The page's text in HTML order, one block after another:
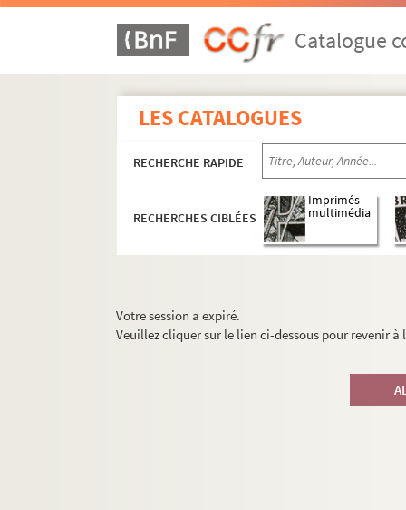
Catalogue
LES CATALOGUES
RECHERCHE RAPIDE
RECHERCHES CIBLÉES
Imprimés
multimédia
Votre session a expiré.
Veuillez cliquer sur le lien ci-dessous pour revenir